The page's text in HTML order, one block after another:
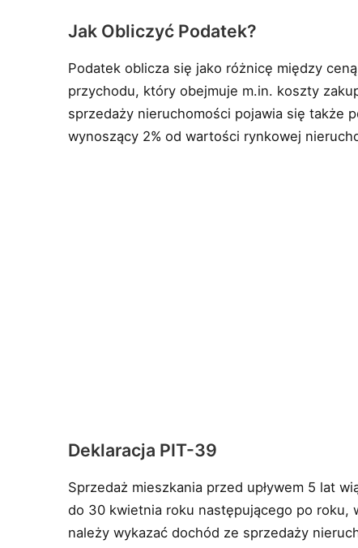
Jak Obliczyć Podatek?
Podatek oblicza się jako różnicę między
przychodu, który obejmuje m.in. koszty
sprzedaży nieruchomości pojawia się także
wynoszący 2% od wartości rynkowej
Deklaracja PIT-39
Sprzedaż mieszkania przed upływem 5 lat
do 30 kwietnia roku następującego po roku,
należy wykazać dochód ze sprzedaży